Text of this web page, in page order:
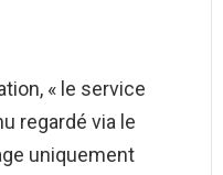
« le service
regardé via le
uniquement